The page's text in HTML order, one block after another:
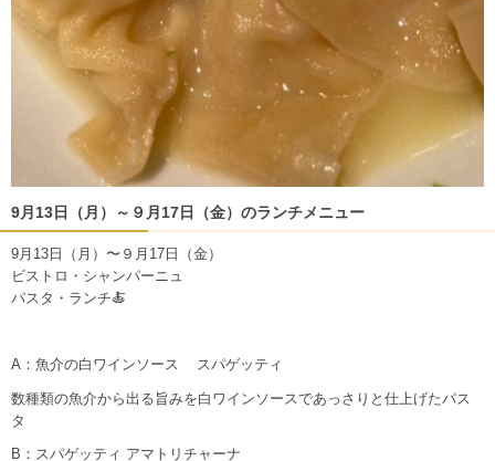
9月13日（月）～９月17日（金）のランチメニュー
9月13日（月）〜９月17日（金）
ビストロ・シャンパーニュ
パスタ・ランチ🍝
A：魚介の白ワインソース スパゲッティ
数種類の魚介から出る旨みを白ワインソースであっさりと仕上げたパス
タ
B：スパゲッティ アマトリチャーナ